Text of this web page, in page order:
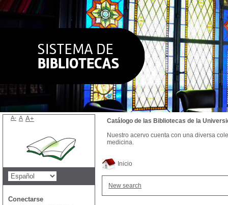
Inicio
New search
Catálogo de las Bibliotecas de la
Nuestro acervo cuenta con una diversa
medicina.
A- A A+
Conectarse